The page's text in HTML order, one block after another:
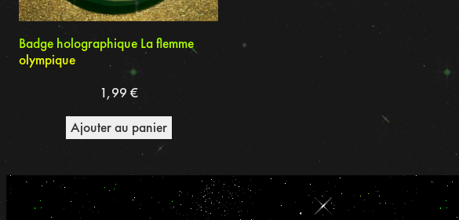
Badge holographique La flemme
olympique
1,99 €
Ajouter au panier